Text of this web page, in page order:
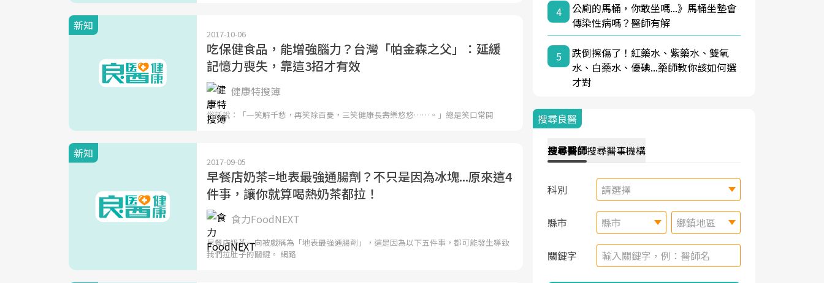
新知
2017-10-06
吃保健食品，能增強腦力？台灣「帕金森之父」：延緩
記憶力喪失，靠這3招才有效
健康特搜簿
俗話說：「一笑解千愁，再笑除百憂，三笑健康長壽樂悠悠……。」總是笑口常開
新知
2017-09-05
早餐店奶茶=地表最強通腸劑？不只是因為冰塊...原來這4
件事，讓你就算喝熱奶茶都拉！
食力FoodNEXT
早餐店奶茶一向被戲稱為「地表最強通腸劑」，這是因為以下五件事，都可能發生導致
我們拉肚子的關鍵。 網路
4
公廁的馬桶，你敢坐嗎...》馬桶坐墊會
傳染性病嗎？醫師有解
5
跌倒擦傷了！紅藥水、紫藥水、雙氧
水、白藥水、優碘...藥師教你該如何選
才對
搜尋良醫
搜尋醫師搜尋醫事機構
科別 請選擇
縣市 縣市 鄉鎮地區
關鍵字